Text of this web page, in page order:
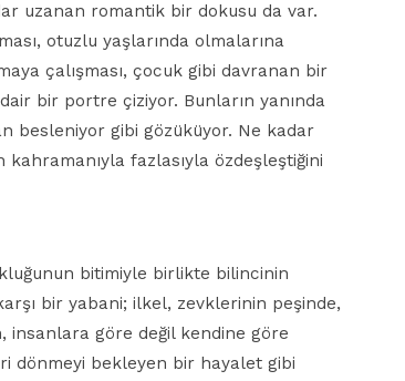
uzanan romantik bir dokusu da var.
otuzlu yaşlarında olmalarına
çalışması, çocuk gibi davranan bir
bir portre çiziyor. Bunların yanında
besleniyor gibi gözüküyor. Ne kadar
fazlasıyla özdeşleştiğini
bitimiyle birlikte bilincinin
bir yabani; ilkel, zevklerinin peşinde,
insanlara göre değil kendine göre
dönmeyi bekleyen bir hayalet gibi